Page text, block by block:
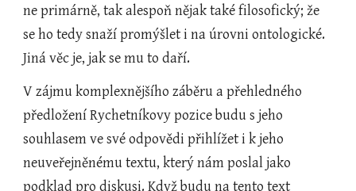
ne primárně, tak alespoň nějak také filosofický; že
se ho tedy snaží promýšlet i na úrovni ontologické.
Jiná věc je, jak se mu to daří.
V zájmu komplexnějšího záběru a přehledného
předložení Rychetníkovy pozice budu s jeho
souhlasem ve své odpovědi přihlížet i k jeho
neuveřejněnému textu, který nám poslal jako
podklad pro diskusi. Když budu na tento text